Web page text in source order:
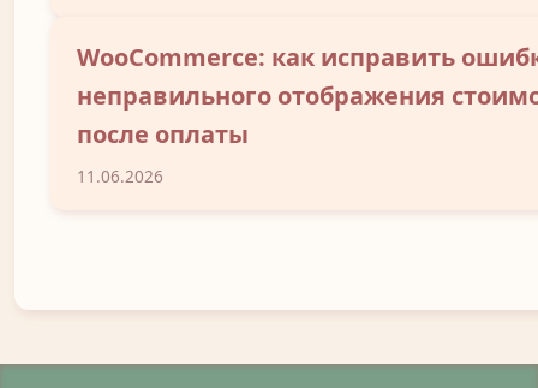
WooCommerce: как исправить
неправильного отображения
после оплаты
11.06.2026